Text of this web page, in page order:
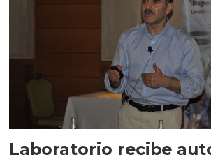
Laboratorio recibe